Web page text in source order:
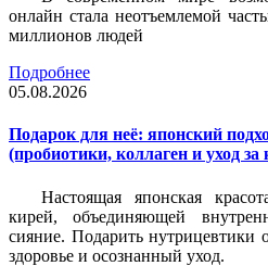
онлайн стала неотъемлемой
миллионов людей
Подробнее
05.08.2026
Подарок для неё: японский
(пробиотики, коллаген и уход за
Настоящая японская
кирей, объединяющей
сияние. Подарить нутрицевтики
здоровье и осознанный уход.